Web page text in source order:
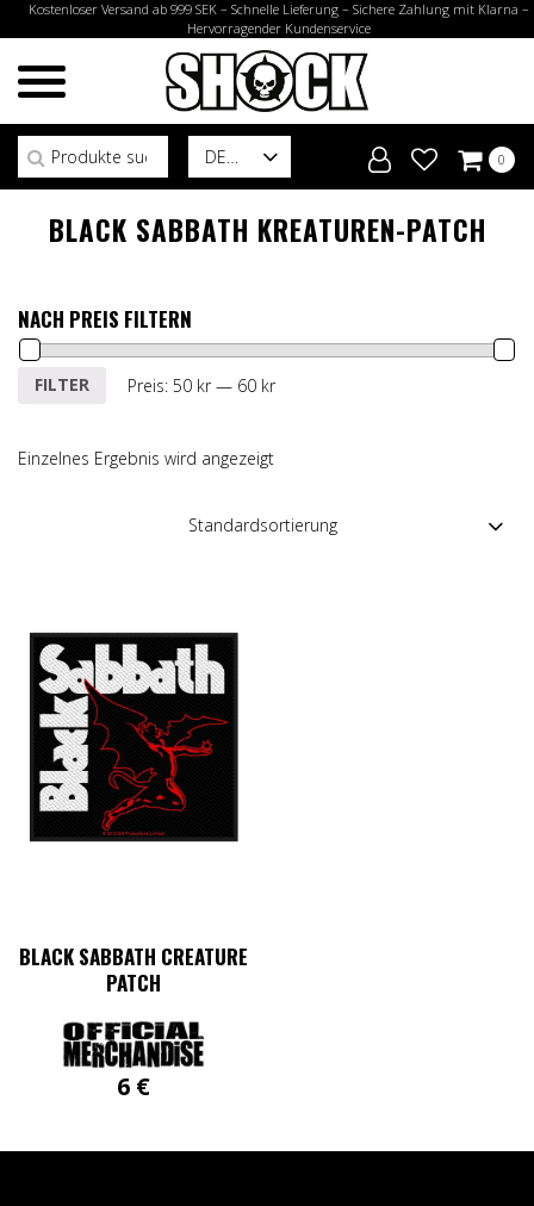
Kostenloser Versand ab 999 SEK – Schnelle Lieferung – Sichere Zahlung mit Klarna –
Hervorragender Kundenservice
DE
Suchen nach:
0
BLACK SABBATH KREATUREN-PATCH
NACH PREIS FILTERN
Min.
Max.
FILTER Preis: 50 kr— 60 kr
Einzelnes Ergebnis wird angezeigt
BLACK SABBATH CREATURE
PATCH
6 €